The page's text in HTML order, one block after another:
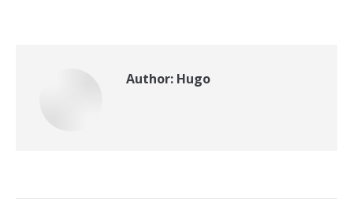
Author: Hugo